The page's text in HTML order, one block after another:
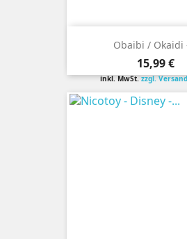
Obaibi / Okaidi
Preis
15,99 €
inkl. MwSt.zzgl.